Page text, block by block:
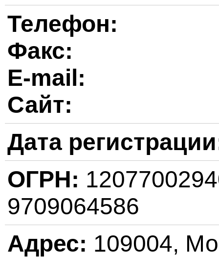
Телефон:
Факс:
E-mail:
Сайт:
Дата
ОГРН:
9709064586
Адрес: 109004,